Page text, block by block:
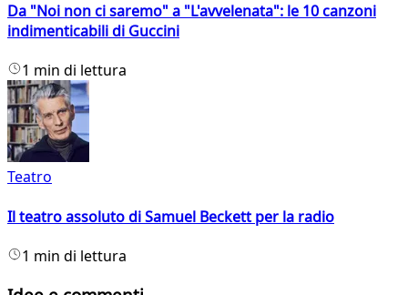
Da "Noi non ci saremo" a "L'avvelenata": le 10 canzoni
indimenticabili di Guccini
1 min di lettura
Teatro
Il teatro assoluto di Samuel Beckett per la radio
1 min di lettura